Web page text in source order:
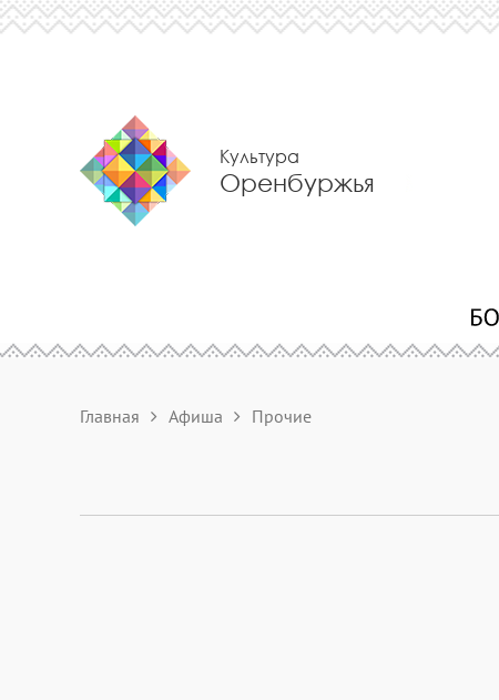
Культура
Оренбуржья
Главная Афиша Прочие